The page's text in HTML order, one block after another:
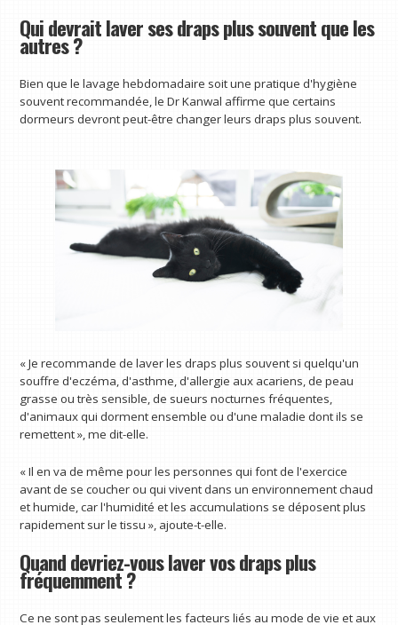
Qui devrait laver ses draps plus souvent que les
autres ?
Bien que le lavage hebdomadaire soit une pratique d'hygiène
souvent recommandée, le Dr Kanwal affirme que certains
dormeurs devront peut-être changer leurs draps plus souvent.
« Je recommande de laver les draps plus souvent si quelqu'un
souffre d'eczéma, d'asthme, d'allergie aux acariens, de peau
grasse ou très sensible, de sueurs nocturnes fréquentes,
d'animaux qui dorment ensemble ou d'une maladie dont ils se
remettent », me dit-elle.
« Il en va de même pour les personnes qui font de l'exercice
avant de se coucher ou qui vivent dans un environnement chaud
et humide, car l'humidité et les accumulations se déposent plus
rapidement sur le tissu », ajoute-t-elle.
Quand devriez-vous laver vos draps plus
fréquemment ?
Ce ne sont pas seulement les facteurs liés au mode de vie et aux